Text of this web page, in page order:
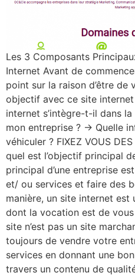
Les 3 Composants
Internet Avant de
point sur la raison d’être de
objectif avec ce site
internet s’intègre-t-il dans
mon entreprise ? -> Quelle
véhiculer ? FIXEZ VOUS
quel est l’objectif principal
principal d’une entreprise
et/ ou services et faire des
manière, un site internet
dont la vocation est de
site n’est pas un site
toujours de vendre votre
services en donnant une
travers un contenu de